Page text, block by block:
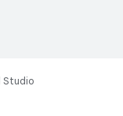
Studio